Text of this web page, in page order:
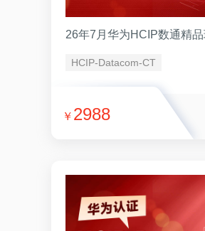
26年7月华为HCIP数通精品
HCIP-Datacom-CT
￥ 2988